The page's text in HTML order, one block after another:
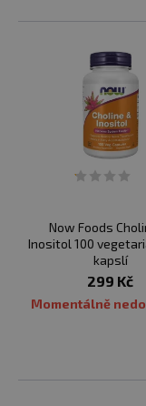
Now Foods
Inositol 100
kapslí
299 Kč
Momentálně